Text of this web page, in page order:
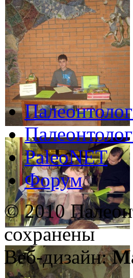
PaleoNET
Форум
© 2010
сохранены
Веб-дизайн: